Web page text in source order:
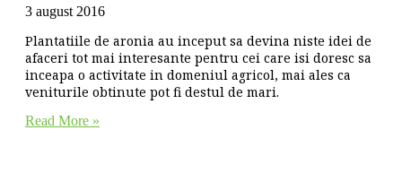
3 august 2016
Plantatiile de aronia au inceput sa devina niste idei de
afaceri tot mai interesante pentru cei care isi doresc sa
inceapa o activitate in domeniul agricol, mai ales ca
veniturile obtinute pot fi destul de mari.
Read More »